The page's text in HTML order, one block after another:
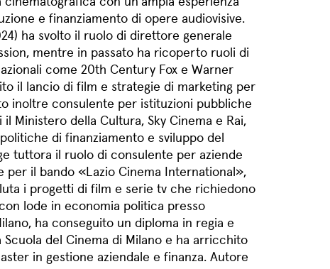
e finanziamento di opere audiovisive.
ha svolto il ruolo di direttore generale
mentre in passato ha ricoperto ruoli di
come 20th Century Fox e Warner
il lancio di film e strategie di marketing per
inoltre consulente per istituzioni pubbliche
Ministero della Cultura, Sky Cinema e Rai,
di finanziamento e sviluppo del
tuttora il ruolo di consulente per aziende
il bando «Lazio Cinema International»,
i progetti di film e serie tv che richiedono
lode in economia politica presso
ha conseguito un diploma in regia e
Scuola del Cinema di Milano e ha arricchito
in gestione aziendale e finanza. Autore